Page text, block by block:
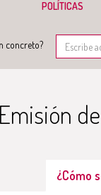
POLÍTICAS
concreto?
Emisión
¿Cómo